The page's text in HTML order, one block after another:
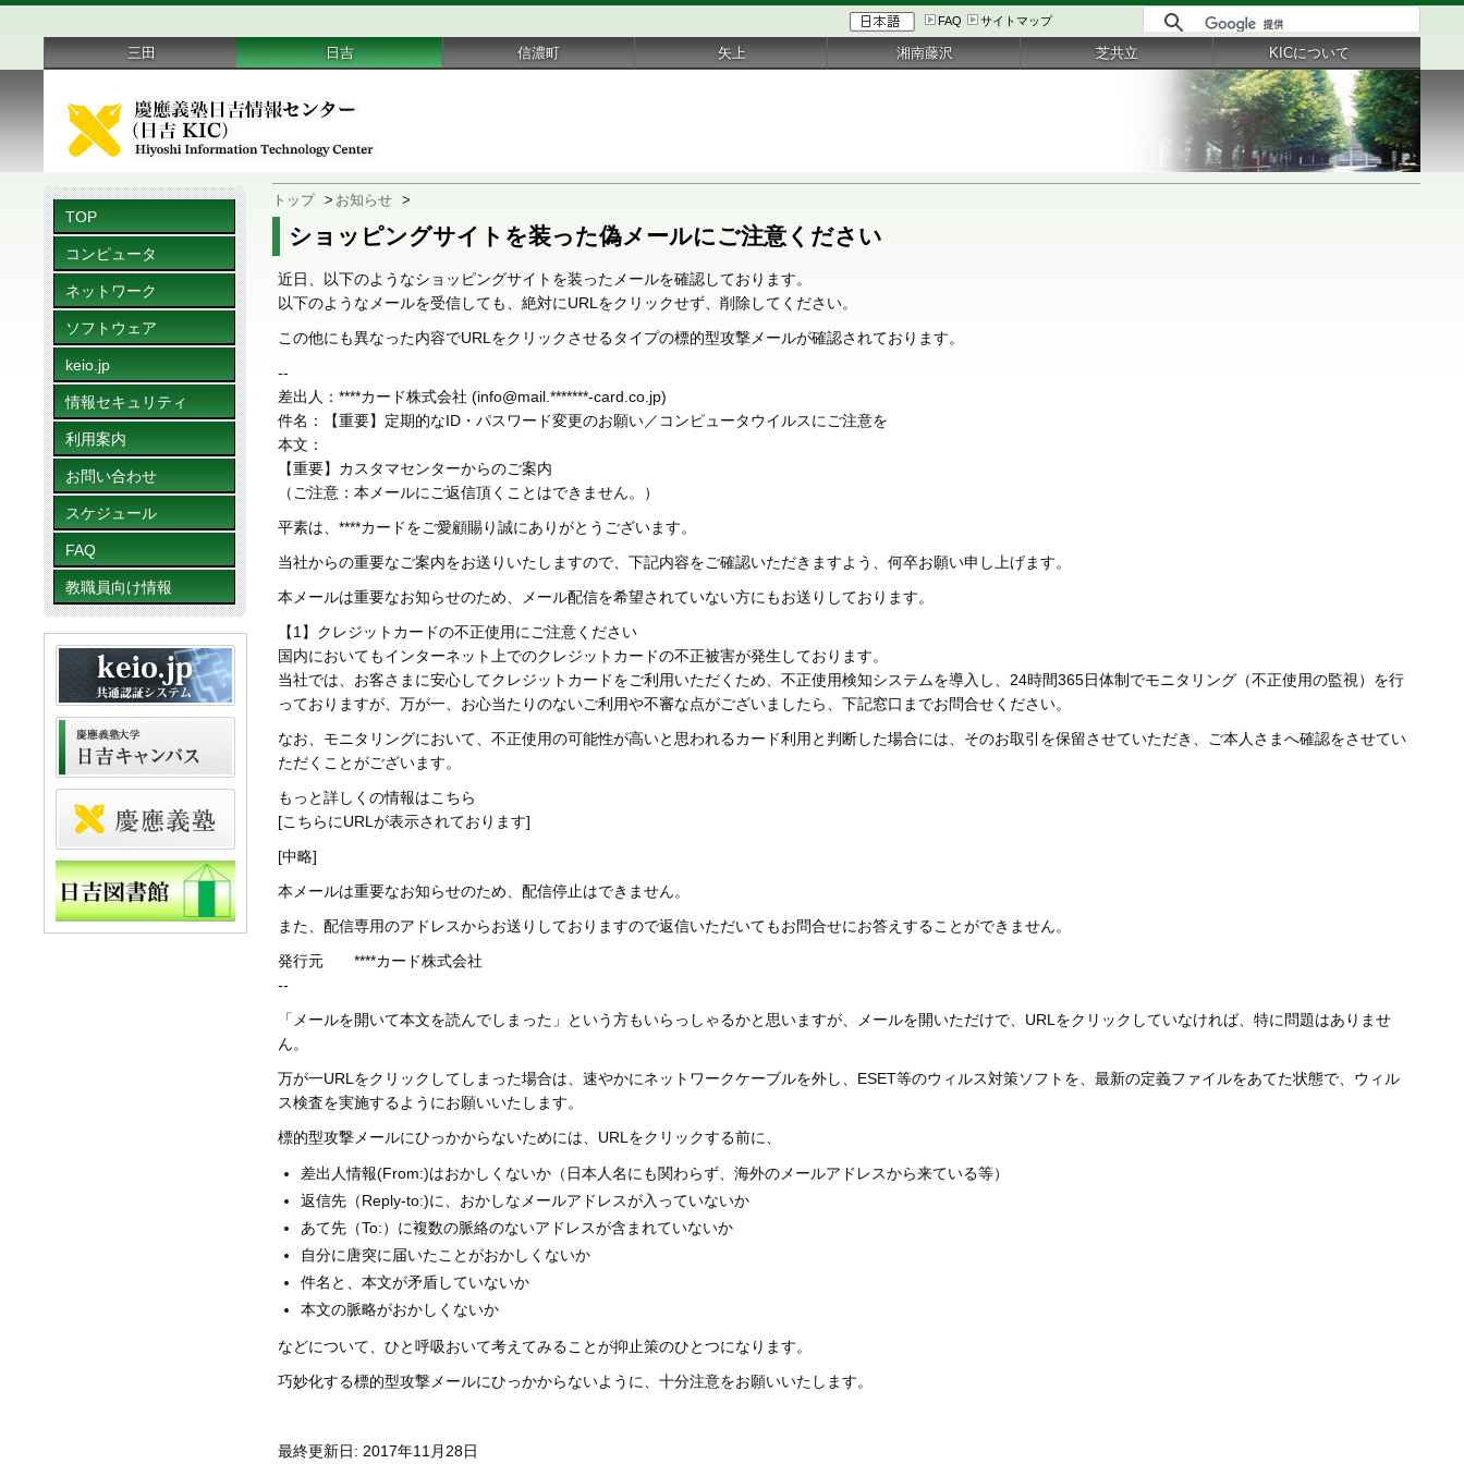
FAQ サイトマップ
TOP
コンピュータ
ネットワーク
ソフトウェア
keio.jp
情報セキュリティ
利用案内
お問い合わせ
スケジュール
FAQ
教職員向け情報
トップ > お知らせ >
ショッピングサイトを装った偽メールにご注意ください
近日、以下のようなショッピングサイトを装ったメールを確認しております。
以下のようなメールを受信しても、絶対にURLをクリックせず、削除してください。
この他にも異なった内容でURLをクリックさせるタイプの標的型攻撃メールが確認されております。
--
差出人：****カード株式会社 (info@mail.*******-card.co.jp)
件名：【重要】定期的なID・パスワード変更のお願い／コンピュータウイルスにご注意を
本文：
【重要】カスタマセンターからのご案内
（ご注意：本メールにご返信頂くことはできません。）
平素は、****カードをご愛顧賜り誠にありがとうございます。
当社からの重要なご案内をお送りいたしますので、下記内容をご確認いただきますよう、何卒お願い申し上げます。
本メールは重要なお知らせのため、メール配信を希望されていない方にもお送りしております。
【1】クレジットカードの不正使用にご注意ください
国内においてもインターネット上でのクレジットカードの不正被害が発生しております。
当社では、お客さまに安心してクレジットカードをご利用いただくため、不正使用検知システムを導入し、24時間365日体制でモニタリング（不正使用の監視）を行
っておりますが、万が一、お心当たりのないご利用や不審な点がございましたら、下記窓口までお問合せください。
なお、モニタリングにおいて、不正使用の可能性が高いと思われるカード利用と判断した場合には、そのお取引を保留させていただき、ご本人さまへ確認をさせてい
ただくことがございます。
もっと詳しくの情報はこちら
[こちらにURLが表示されております]
[中略]
本メールは重要なお知らせのため、配信停止はできません。
また、配信専用のアドレスからお送りしておりますので返信いただいてもお問合せにお答えすることができません。
発行元 ****カード株式会社
--
「メールを開いて本文を読んでしまった」という方もいらっしゃるかと思いますが、メールを開いただけで、URLをクリックしていなければ、特に問題はありませ
ん。
万が一URLをクリックしてしまった場合は、速やかにネットワークケーブルを外し、ESET等のウィルス対策ソフトを、最新の定義ファイルをあてた状態で、ウィル
ス検査を実施するようにお願いいたします。
標的型攻撃メールにひっかからないためには、URLをクリックする前に、
差出人情報(From:)はおかしくないか（日本人名にも関わらず、海外のメールアドレスから来ている等）
返信先（Reply-to:)に、おかしなメールアドレスが入っていないか
あて先（To:）に複数の脈絡のないアドレスが含まれていないか
自分に唐突に届いたことがおかしくないか
件名と、本文が矛盾していないか
本文の脈略がおかしくないか
などについて、ひと呼吸おいて考えてみることが抑止策のひとつになります。
巧妙化する標的型攻撃メールにひっかからないように、十分注意をお願いいたします。
最終更新日: 2017年11月28日
三田 日吉 信濃町 矢上 湘南藤沢 芝共立 KICについて